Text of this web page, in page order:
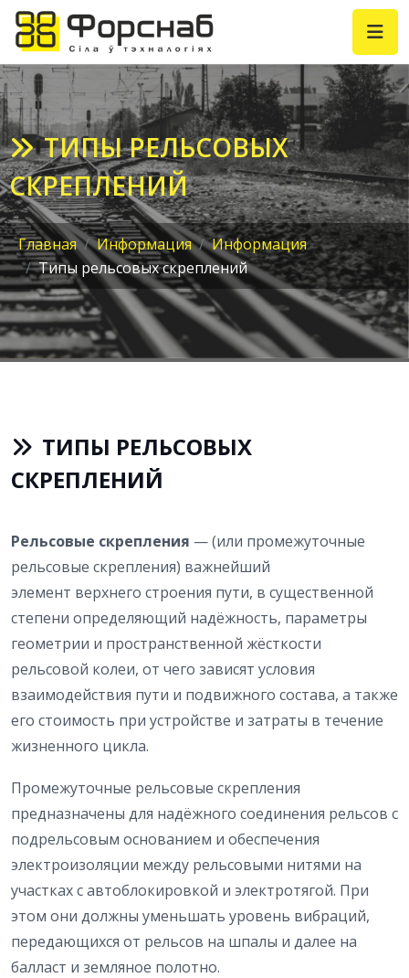
ТИПЫ РЕЛЬСОВЫХ
СКРЕПЛЕНИЙ
Главная Информация
Информация
Типы рельсовых скреплений
ТИПЫ РЕЛЬСОВЫХ
СКРЕПЛЕНИЙ
Рельсовые скрепления — (или промежуточные
рельсовые скрепления) важнейший
элемент верхнего строения пути, в существенной
степени определяющий надёжность, параметры
геометрии и пространственной жёсткости
рельсовой колеи, от чего зависят условия
взаимодействия пути и подвижного состава, а также
его стоимость при устройстве и затраты в течение
жизненного цикла.
Промежуточные рельсовые скрепления
предназначены для надёжного соединения рельсов с
подрельсовым основанием и обеспечения
электроизоляции между рельсовыми нитями на
участках с автоблокировкой и электротягой. При
этом они должны уменьшать уровень вибраций,
передающихся от рельсов на шпалы и далее на
балласт и земляное полотно.